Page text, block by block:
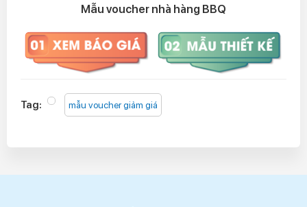
Mẫu voucher nhà hàng BBQ
Tag: mẫu voucher giảm giá